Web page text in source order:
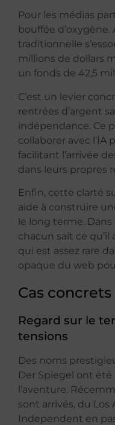
Pour les médias
bouffée
traditionnelle
millions de dollars
un fonds de 42,5
C’est un levier
rentrées d’argent
indépendance. Ce
collaborer avec l’IA
facilitant l’arrivée
dans leurs propres
Enfin, cette clarté
aide à construire
le long terme. Dans
chacun sait ce qu’il
qui est assez rare
opaque du web
Cas concrets
Regard sur le
tensions
Des noms
Der Spiegel ont
l’aventure.
sont arrivés, du Los
Independent en